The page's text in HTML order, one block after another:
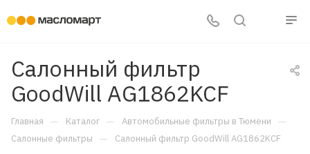
Салонный фильтр
GoodWill AG1862KCF
Главная — Каталог — Автомобильные фильтры в Тюмени —
Салонные фильтры — Салонный фильтр GoodWill AG1862KCF